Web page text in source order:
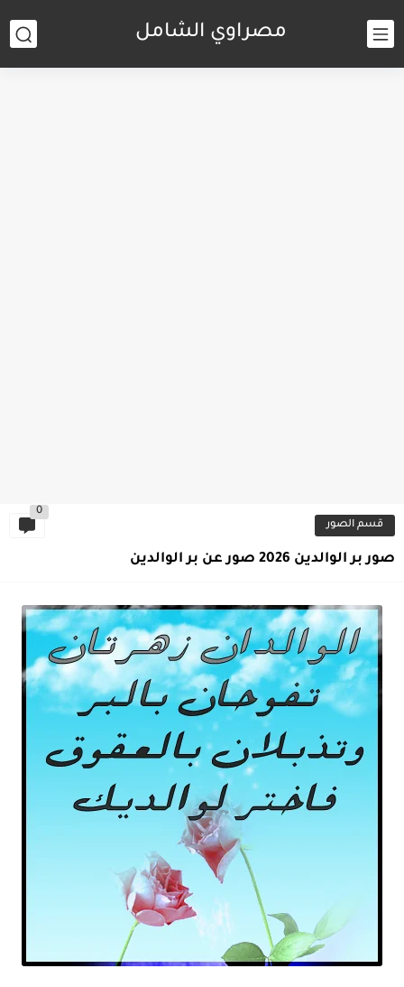
مصراوي الشامل
قسم الصور
0
صور بر الوالدين 2026 صور عن بر الوالدين